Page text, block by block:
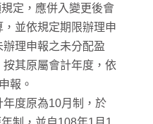
定，應併入變更後會
並依規定期限辦理申
理申報之未分配盈
其原屬會計年度，依
報。
度原為10月制，於